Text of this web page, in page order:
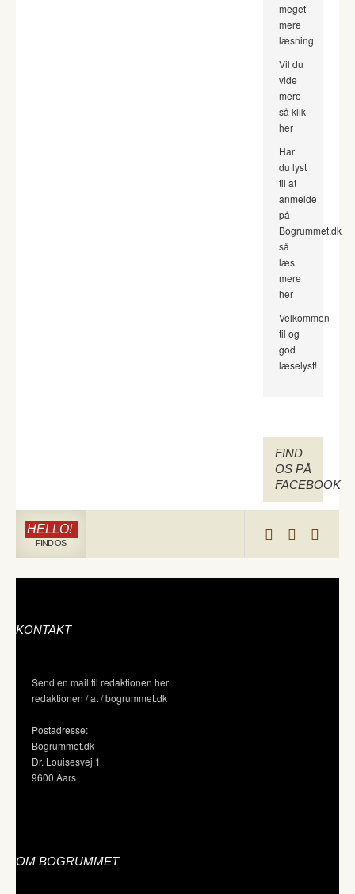
meget
mere
læsning.
Vil du
vide
mere
så klik
her
Har
du lyst
til at
anmelde
på
Bogrummet.dk
så
læs
mere
her
Velkommen
til og
god
læselyst!
FIND
OS PÅ
FACEBOOK
HELLO!
FIND OS
KONTAKT
Send en mail til redaktionen her
redaktionen / at / bogrummet.dk
Postadresse:
Bogrummet.dk
Dr. Louisesvej 1
9600 Aars
OM BOGRUMMET